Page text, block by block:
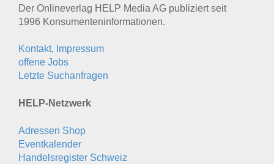
Der Onlineverlag HELP Media AG publiziert seit
1996 Konsumenten­informationen.
Kontakt, Impressum
offene Jobs
Letzte Suchanfragen
HELP-Netzwerk
Adressen Shop
Eventkalender
Handelsregister Schweiz